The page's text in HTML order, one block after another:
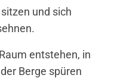
und sich
entstehen, in
Berge spüren